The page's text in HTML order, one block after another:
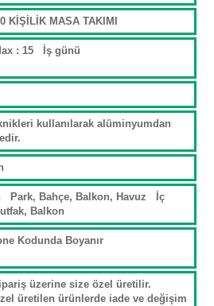
KİŞİLİK MASA TAKIMI
: 15 İş günü
kullanılarak alüminyumdan
Park, Bahçe, Balkon, Havuz İç
Balkon
Kodunda Boyanır
üzerine size özel üretilir.
üretilen ürünlerde iade ve değişim